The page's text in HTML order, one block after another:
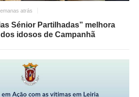
atrás
Sénior Partilhadas” melhora
idosos de Campanhã